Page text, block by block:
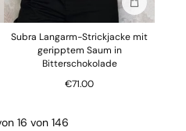
Tasche stecken In die
Subra Langarm-Strickjacke mit
geripptem Saum in
Bitterschokolade
€71.00
16 von 146